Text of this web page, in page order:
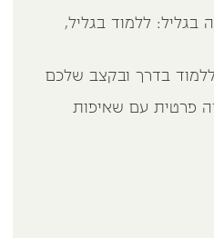
בגליל: ללמוד בגליל,
בדרך ובקצב שלכם
פרטית עם שאיפות